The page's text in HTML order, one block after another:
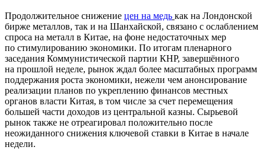
Продолжительное снижение цен на медь как на Лондонской
бирже металлов, так и на Шанхайской, связано с ослаблением
спроса на металл в Китае, на фоне недостаточных мер
по стимулированию экономики. По итогам пленарного
заседания Коммунистической партии КНР, завершённого
на прошлой неделе, рынок ждал более масштабных программ
поддержания роста экономики, нежели чем анонсирование
реализации планов по укреплению финансов местных
органов власти Китая, в том числе за счет перемещения
большей части доходов из центральной казны. Сырьевой
рынок также не отреагировал положительно после
неожиданного снижения ключевой ставки в Китае в начале
недели.